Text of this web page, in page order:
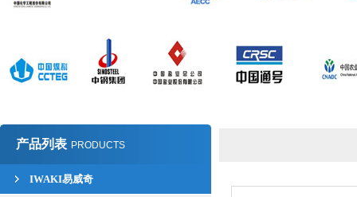
产品列表 PRODUCTS
IWAKI易威奇